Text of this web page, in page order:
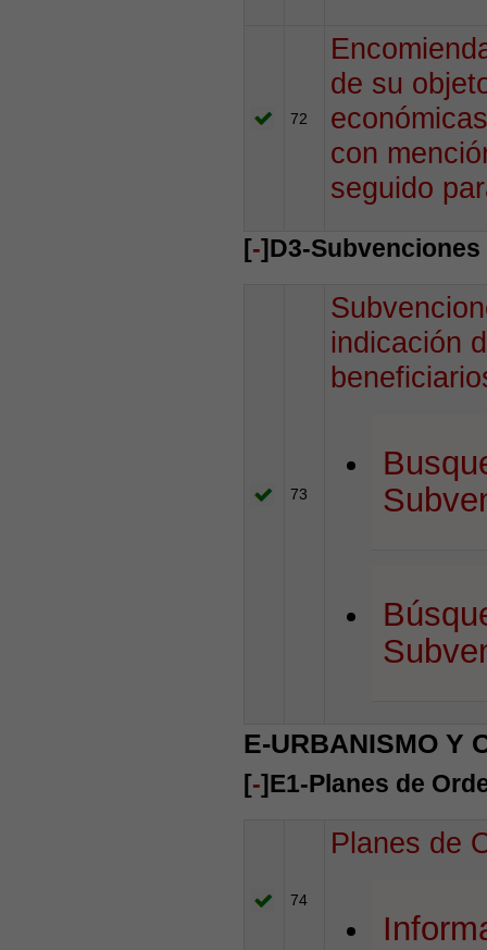
72
de su
con
seguido
[-]D3-
73
indicación
E-URBANISMO Y
[-]E1-Planes de
74
Planes de